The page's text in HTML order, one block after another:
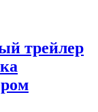
трейлер